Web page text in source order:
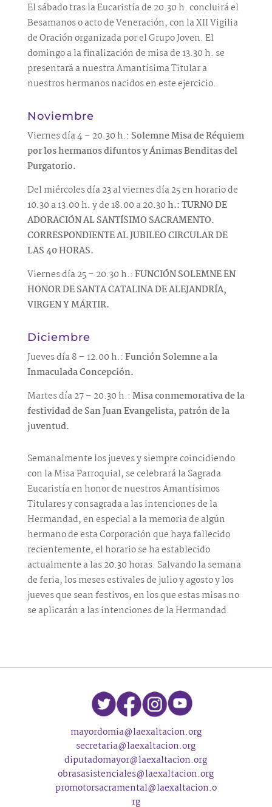
El sábado tras la Eucaristía de 20.30 h. concluirá el
Besamanos o acto de Veneración, con la XII Vigilia
de Oración organizada por el Grupo Joven. El
domingo a la finalización de misa de 13.30 h. se
presentará a nuestra Amantísima Titular a
nuestros hermanos nacidos en este ejercicio.
Noviembre
Viernes día 4 – 20.30 h.: Solemne Misa de Réquiem
por los hermanos difuntos y Ánimas Benditas del
Purgatorio.
Del miércoles día 23 al viernes día 25 en horario de
10.30 a 13.00 h. y de 18.00 a 20.30h.: TURNO DE
ADORACIÓN AL SANTÍSIMO SACRAMENTO.
CORRESPONDIENTE AL JUBILEO CIRCULAR DE
LAS 40 HORAS.
Viernes día 25 – 20.30 h.: FUNCIÓN SOLEMNEEN
HONOR DE SANTA CATALINA DE ALEJANDRÍA,
VIRGEN Y MÁRTIR.
Diciembre
Jueves día 8 – 12.00 h.: Función Solemne a la
Inmaculada Concepción.
Martes día 27 – 20.30 h.: Misa conmemorativa de la
festividad de San Juan Evangelista, patrón de la
juventud.
Semanalmente los jueves y siempre coincidiendo
con la Misa Parroquial, se celebrará la Sagrada
Eucaristía en honor de nuestros Amantísimos
Titulares y consagrada a las intenciones de la
Hermandad, en especial a la memoria de algún
hermano de esta Corporación que haya fallecido
recientemente, el horario se ha establecido
actualmente a las 20.30 horas. Salvando la semana
de feria, los meses estivales de julio y agosto y los
jueves que sean festivos, en los que estas misas no
se aplicarán a las intenciones de la Hermandad.
mayordomia@laexaltacion.org
secretaria@laexaltacion.org
diputadomayor@laexaltacion.org
obrasasistenciales@laexaltacion.org
promotorsacramental@laexaltacion.o
rg